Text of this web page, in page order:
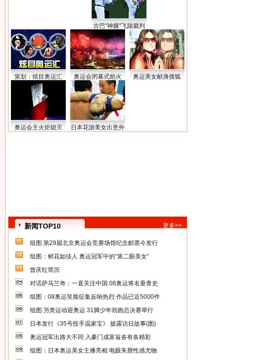
古巴"神腿"飞踹裁判
策划：炫目奥运汇 奥运会闭幕式焰火 奥运美女献身搜狐
奥运会主火炬熄灭 日本花游美女出意外
新闻TOP10 更多>>
组图:第29届北京奥运会竞赛场馆纪念邮票今发行
组图：鲜花如佳人 奥运冠军中的“第二眼美女”
曾庆红简历
对话萨马兰奇：一直关注中国 08奥运将名垂青史
组图：08奥运笑脸征集反响热烈 作品已近5000件
组图:另类运动迎奥运 31脚少年劲跑总决赛举行
日本发行《35号投手温家宝》 披露访日故事(图)
奥运冠军出路大不同 入豪门成富翁各有各精彩
组图：日本奥运美女主播亮相 电眼朱唇性感尤物